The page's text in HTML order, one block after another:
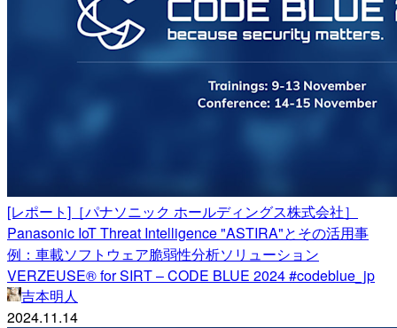
[レポート]［パナソニック ホールディングス株式会社］
Panasonic IoT Threat Intelligence "ASTIRA"とその活用事
例：車載ソフトウェア脆弱性分析ソリューション
VERZEUSE® for SIRT – CODE BLUE 2024 #codeblue_jp
吉本明人
2024.11.14